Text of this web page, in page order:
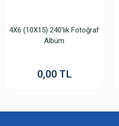
4X6 (10X15) 240'lık Fotoğraf
Albüm
0,00 TL